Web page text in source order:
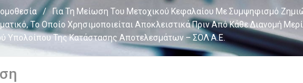
/
Για Τη Μείωση Του Μετοχικού Κεφαλαίου Με Συμψηφισμό
Το Οποίο Χρησιμοποιείται Αποκλειστικά Πριν Από Κάθε Διανομή
Υπολοίπου Της Κατάστασης Αποτελεσμάτων – ΣΟΛ Α.Ε.